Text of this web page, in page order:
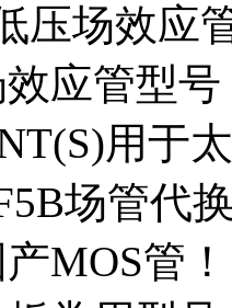
压场效应
应管型
用于
场管代
MOS管！